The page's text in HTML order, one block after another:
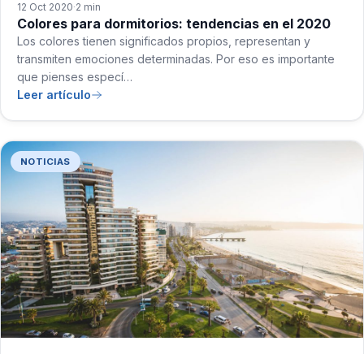
12 Oct 2020·2 min
Colores para dormitorios: tendencias en el 2020
Los colores tienen significados propios, representan y
transmiten emociones determinadas. Por eso es importante
que pienses especí…
Leer artículo
NOTICIAS